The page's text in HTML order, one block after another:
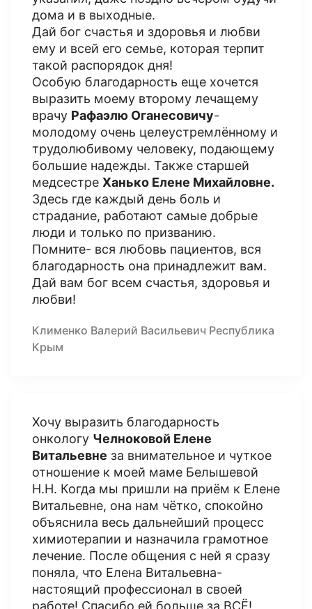
дома и в выходные.
Дай бог счастья и здоровья и любви
ему и всей его семье, которая терпит
такой распорядок дня!
Особую благодарность еще хочется
выразить моему второму лечащему
врачу Рафаэлю Оганесовичу-
молодому очень целеустремлённому и
трудолюбивому человеку, подающему
большие надежды. Также старшей
медсестре Ханько Елене Михайловне.
Здесь где каждый день боль и
страдание, работают самые добрые
люди и только по призванию.
Помните- вся любовь пациентов, вся
благодарность она принадлежит вам.
Дай вам бог всем счастья, здоровья и
любви!
Клименко Валерий Васильевич Республика
Крым
Хочу выразить благодарность
онкологу Челноковой Елене
Витальевне за внимательное и чуткое
отношение к моей маме Белышевой
Н.Н. Когда мы пришли на приём к Елене
Витальевне, она нам чётко, спокойно
объяснила весь дальнейший процесс
химиотерапии и назначила грамотное
лечение. После общения с ней я сразу
поняла, что Елена Витальевна-
настоящий профессионал в своей
работе! Спасибо ей больше за ВСЁ!